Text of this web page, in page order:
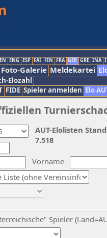
ENG ESP FAI FIN FRA GER GRE INA
Foto-Galerie Meldekartei
Elozahl
FIDE Spieler anmelden Elo
Vorname
Spieler
AUT-Elolisten
7.518